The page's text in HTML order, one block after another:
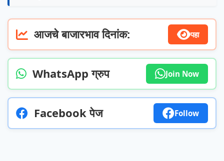
आजचे बाजारभाव दिनांक: पहा
WhatsApp ग्रुप Join Now
Facebook पेज Follow